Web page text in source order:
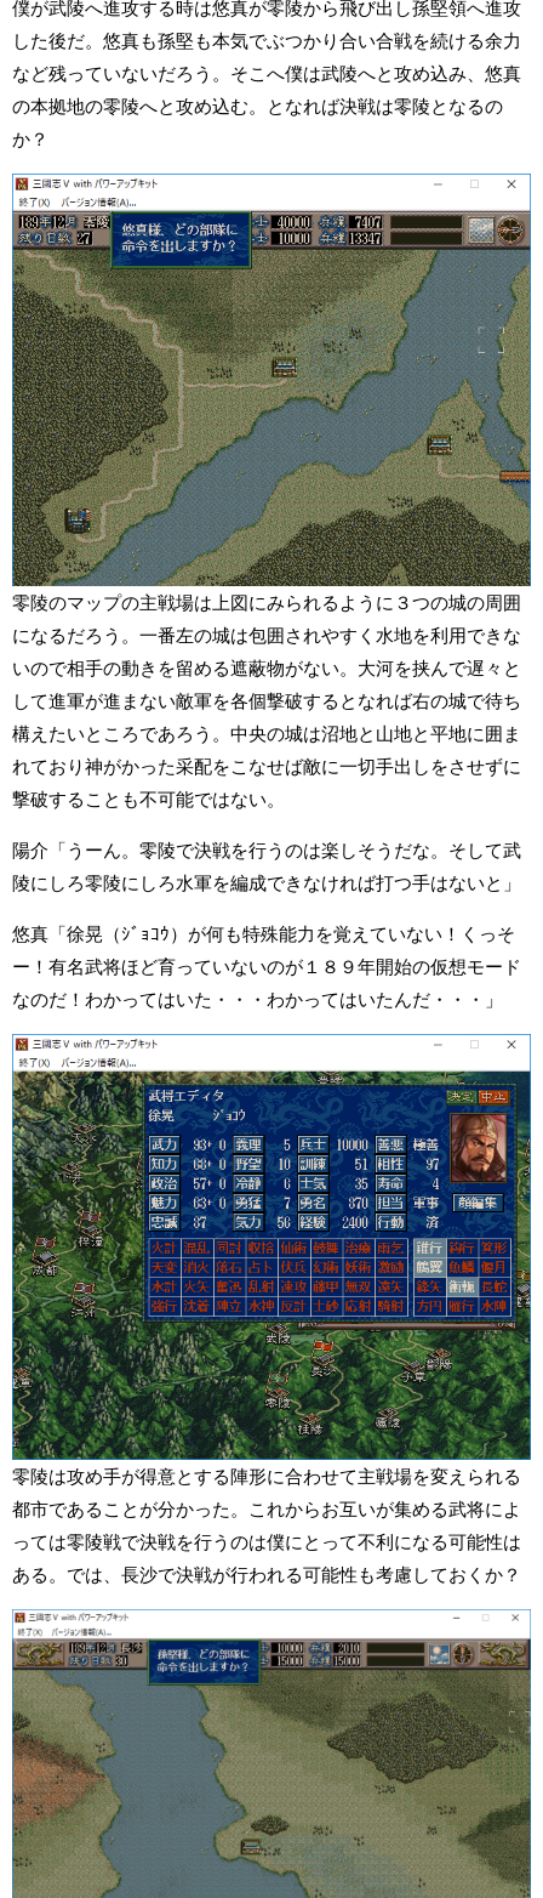
僕が武陵へ進攻する時は悠真が零陵から飛び出し孫堅領へ進攻
した後だ。悠真も孫堅も本気でぶつかり合い合戦を続ける余力
など残っていないだろう。そこへ僕は武陵へと攻め込み、悠真
の本拠地の零陵へと攻め込む。となれば決戦は零陵となるの
か？
零陵のマップの主戦場は上図にみられるように３つの城の周囲
になるだろう。一番左の城は包囲されやすく水地を利用できな
いので相手の動きを留める遮蔽物がない。大河を挟んで遅々と
して進軍が進まない敵軍を各個撃破するとなれば右の城で待ち
構えたいところであろう。中央の城は沼地と山地と平地に囲ま
れており神がかった采配をこなせば敵に一切手出しをさせずに
撃破することも不可能ではない。
陽介「うーん。零陵で決戦を行うのは楽しそうだな。そして武
陵にしろ零陵にしろ水軍を編成できなければ打つ手はないと」
悠真「徐晃（ｼﾞｮｺｳ）が何も特殊能力を覚えていない！くっそ
ー！有名武将ほど育っていないのが１８９年開始の仮想モード
なのだ！わかってはいた・・・わかってはいたんだ・・・」
零陵は攻め手が得意とする陣形に合わせて主戦場を変えられる
都市であることが分かった。これからお互いが集める武将によ
っては零陵戦で決戦を行うのは僕にとって不利になる可能性は
ある。では、長沙で決戦が行われる可能性も考慮しておくか？